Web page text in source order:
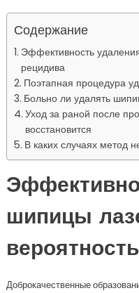
Содержание
Эффективность
рецидива
Поэтапная процедура
Больно ли удалять
Уход за раной после
восстановится
В каких случаях метод
шипицы
Доброкачественные